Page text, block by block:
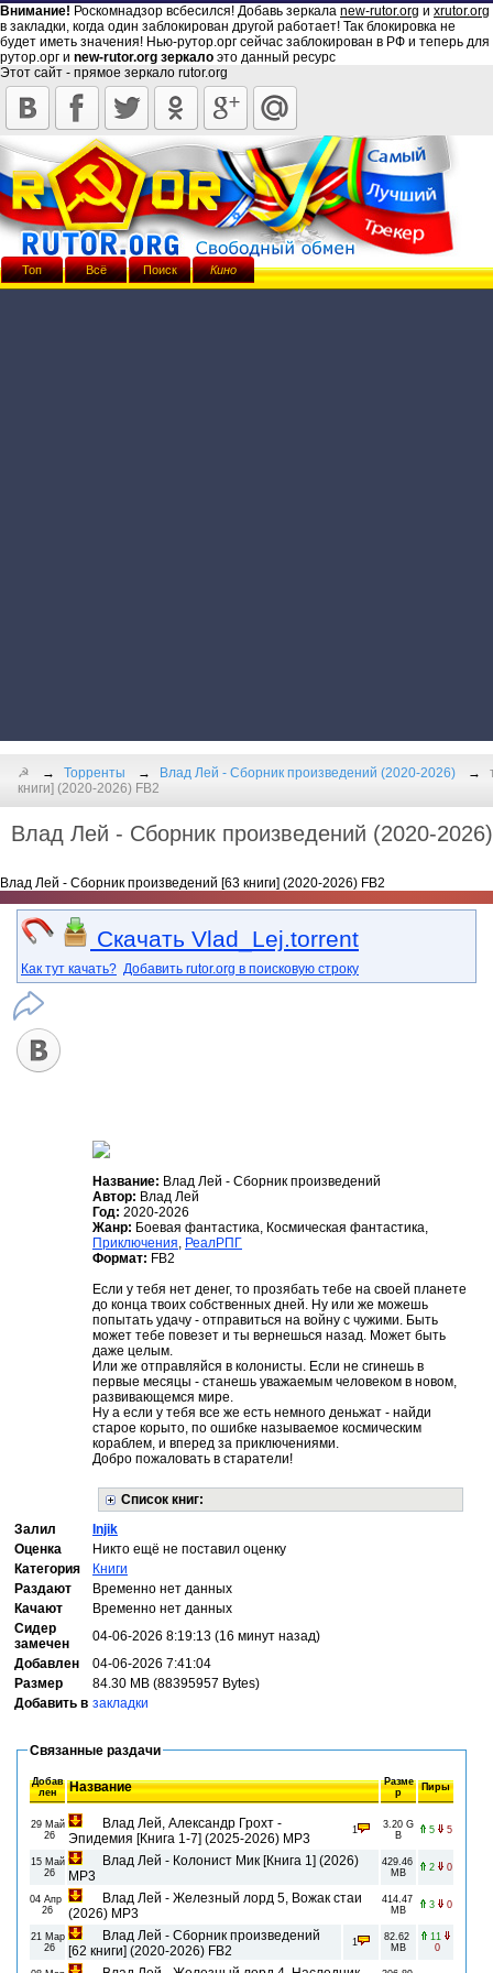
Внимание! Роскомнадзор всбесился! Добавь зеркала new-rutor.org и xrutor.org
в закладки, когда один заблокирован другой работает! Так блокировка не
будет иметь значения! Нью-рутор.орг сейчас заблокирован в РФ и теперь для
рутор.орг и new-rutor.org зеркало это данный ресурс
Этот сайт - прямое зеркало rutor.org
☭ Торренты Влад Лей - Сборник произведений (2020-2026)
книги] (2020-2026) FB2
Влад Лей - Сборник произведений (2020-
Влад Лей - Сборник произведений [63 книги] (2020-2026) FB2
Скачать Vlad_Lej.torrent
Как тут качать? Добавить rutor.org в поисковую строку
Название: Влад Лей - Сборник произведений
Автор: Влад Лей
Год: 2020-2026
Жанр: Боевая фантастика, Космическая фантастика,
Приключения РеалРПГ
Формат: FB2
Если у тебя нет денег, то прозябать тебе на своей планете
до конца твоих собственных дней. Ну или же можешь
попытать удачу - отправиться на войну с чужими. Быть
может тебе повезет и ты вернешься назад. Может быть
даже целым.
Или же отправляйся в колонисты. Если не сгинешь в
первые месяцы - станешь уважаемым человеком в новом,
развивающемся мире.
Ну а если у тебя все же есть немного деньжат - найди
старое корыто, по ошибке называемое космическим
кораблем, и вперед за приключениями.
Добро пожаловать в старатели!
Список книг:
Залил
Injik
Оценка
Никто ещё не поставил оценку
Категория
Книги
Раздают
Временно нет данных
Качают
Временно нет данных
Сидер
замечен
04-06-2026 8:19:13 (16 минут назад)
Добавлен
04-06-2026 7:41:04
Размер
84.30 MB (88395957 Bytes)
Добавить в закладки
Связанные раздачи
Добав
лен
Название
Разме
р
Пиры
29 Май
26
Влад Лей, Александр Грохт -
Эпидемия [Книга 1-7] (2025-2026) MP3
1
3.20 G
B
5 5
15 Май
26
Влад Лей - Колонист Мик [Книга 1] (2026)
MP3
429.46
MB
2 0
04 Апр
26
Влад Лей - Железный лорд 5, Вожак стаи
(2026) MP3
414.47
MB
3 0
21 Мар
26
Влад Лей - Сборник произведений
[62 книги] (2020-2026) FB2
1
82.62
MB
11
0